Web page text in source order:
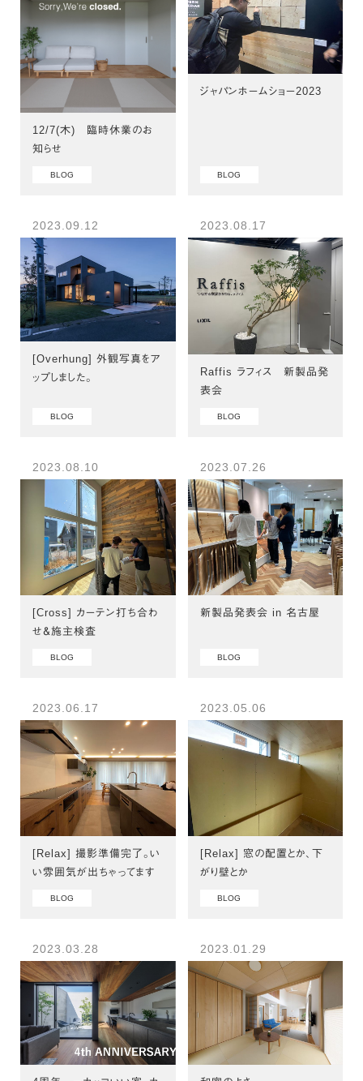
12/7(木) 臨時休業のお
知らせ
BLOG
ジャパンホームショー2023
BLOG
2023.09.12
[Overhung] 外観写真をア
ップしました。
BLOG
2023.08.17
Raffis ラフィス 新製品発
表会
BLOG
2023.08.10
[Cross] カーテン打ち合わ
せ＆施主検査
BLOG
2023.07.26
新製品発表会 in 名古屋
BLOG
2023.06.17
[Relax] 撮影準備完了。い
い雰囲気が出ちゃってます
BLOG
2023.05.06
[Relax] 窓の配置とか、下
がり壁とか
BLOG
2023.03.28 2023.01.29